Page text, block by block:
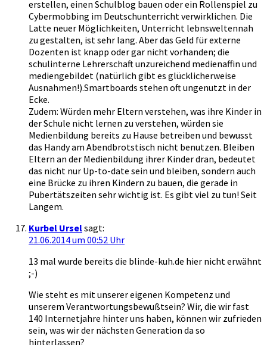
erstellen, einen Schulblog bauen oder ein Rollenspiel zu
Cybermobbing im Deutschunterricht verwirklichen. Die
Latte neuer Möglichkeiten, Unterricht lebnsweltennah
zu gestalten, ist sehr lang. Aber das Geld für externe
Dozenten ist knapp oder gar nicht vorhanden; die
schulinterne Lehrerschaft unzureichend medienaffin und
mediengebildet (natürlich gibt es glücklicherweise
Ausnahmen!).Smartboards stehen oft ungenutzt in der
Ecke.
Zudem: Würden mehr Eltern verstehen, was ihre Kinder in
der Schule nicht lernen zu verstehen, würden sie
Medienbildung bereits zu Hause betreiben und bewusst
das Handy am Abendbrotstisch nicht benutzen. Bleiben
Eltern an der Medienbildung ihrer Kinder dran, bedeutet
das nicht nur Up-to-date sein und bleiben, sondern auch
eine Brücke zu ihren Kindern zu bauen, die gerade in
Pubertätszeiten sehr wichtig ist. Es gibt viel zu tun! Seit
Langem.
Kurbel Urselsagt:
21.06.2014 um 00:52 Uhr
13 mal wurde bereits die blinde-kuh.de hier nicht erwähnt
;-)
Wie steht es mit unserer eigenen Kompetenz und
unserem Verantwortungsbewußtsein? Wir, die wir fast
140 Internetjahre hinter uns haben, können wir zufrieden
sein, was wir der nächsten Generation da so
hinterlassen?